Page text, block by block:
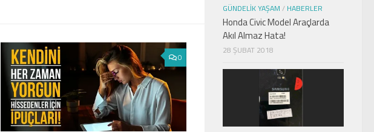
0
GÜNDELIK YAŞAM / HABERLER
Honda Civic Model Araçlarda
Akıl Almaz Hata!
28 ŞUBAT 2018